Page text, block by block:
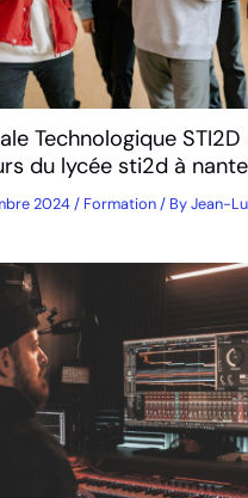
Technologique
du lycée sti2d à
2024/ Formation/ ByJean-